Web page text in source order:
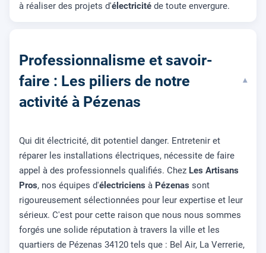
à réaliser des projets d'électricité de toute envergure.
Professionnalisme et savoir-
faire : Les piliers de notre
activité à Pézenas
▾
Qui dit électricité, dit potentiel danger. Entretenir et
réparer les installations électriques, nécessite de faire
appel à des professionnels qualifiés. Chez Les Artisans
Pros, nos équipes d'électriciens à Pézenas sont
rigoureusement sélectionnées pour leur expertise et leur
sérieux. C'est pour cette raison que nous nous sommes
forgés une solide réputation à travers la ville et les
quartiers de Pézenas 34120 tels que : Bel Air, La Verrerie,